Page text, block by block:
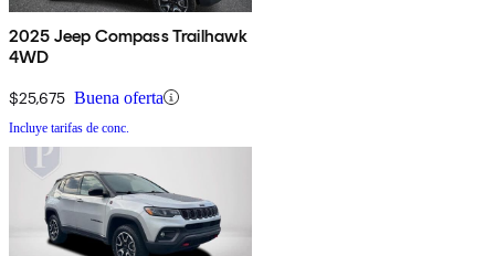
2025 Jeep Compass Trailhawk
4WD
$25,675 Buena oferta
Incluye tarifas de conc.